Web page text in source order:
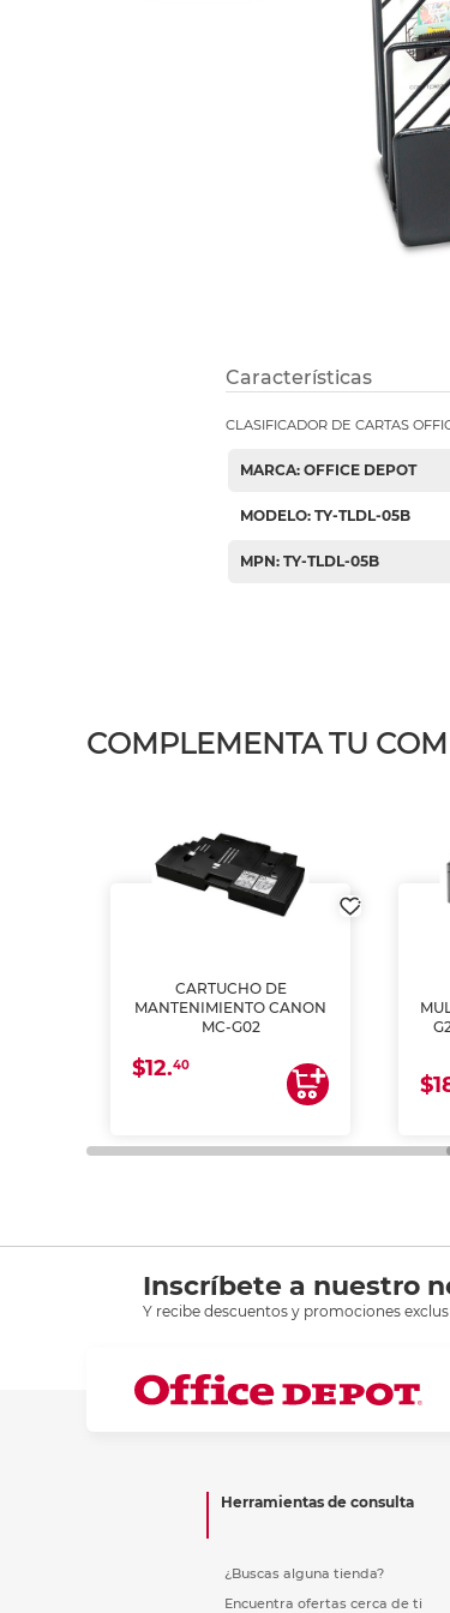
Características
CLASIFICADOR DE CARTAS
MARCA: OFFICE DEPOT
MODELO: TY-TLDL-05B
MPN: TY-TLDL-05B
COMPLEMENTA TU
CARTUCHO DE
MANTENIMIENTO CANON
MC-G02
$12.40
Inscríbete a nuestro
Y recibe descuentos y promociones
Herramientas de consulta
¿Buscas alguna tienda?
Encuentra ofertas cerca de ti